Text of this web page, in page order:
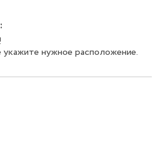
укажите нужное расположение.